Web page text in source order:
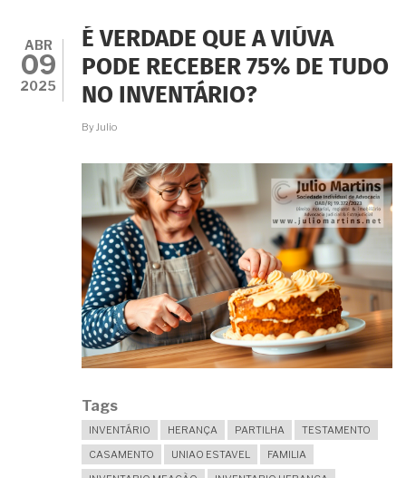
ABR
09
2025
É VERDADE QUE A VIÚVA
PODE RECEBER 75% DE TUDO
NO INVENTÁRIO?
By Julio
Tags
INVENTÁRIO HERANÇA PARTILHA
TESTAMENTO
CASAMENTO
UNIAO ESTAVEL
FAMILIA